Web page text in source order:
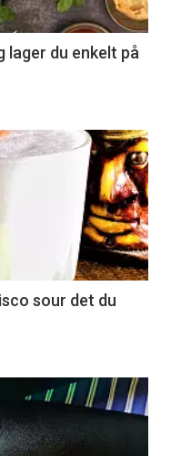
lager du enkelt på
sour det du